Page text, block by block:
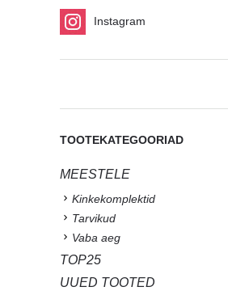
Instagram
TOOTEKATEGOORIAD
MEESTELE
Kinkekomplektid
Tarvikud
Vaba aeg
TOP25
UUED TOOTED